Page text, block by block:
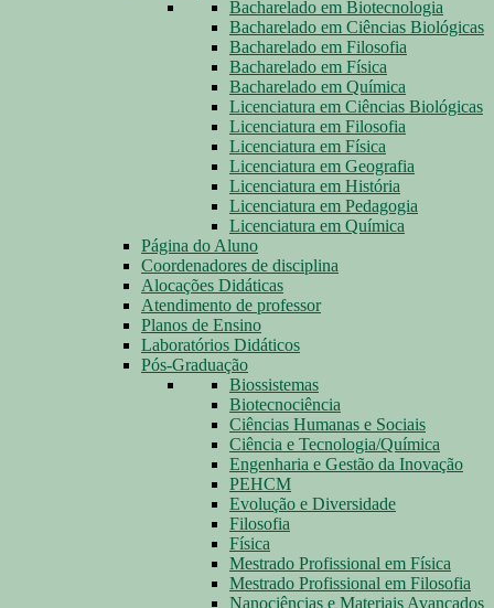
Bacharelado em Biotecnologia
Bacharelado em Ciências Biológicas
Bacharelado em Filosofia
Bacharelado em Física
Bacharelado em Química
Licenciatura em Ciências Biológicas
Licenciatura em Filosofia
Licenciatura em Física
Licenciatura em Geografia
Licenciatura em História
Licenciatura em Pedagogia
Licenciatura em Química
Página do Aluno
Coordenadores de disciplina
Alocações Didáticas
Atendimento de professor
Planos de Ensino
Laboratórios Didáticos
Pós-Graduação
Biossistemas
Biotecnociência
Ciências Humanas e Sociais
Ciência e Tecnologia/Química
Engenharia e Gestão da Inovação
PEHCM
Evolução e Diversidade
Filosofia
Física
Mestrado Profissional em Física
Mestrado Profissional em Filosofia
Nanociências e Materiais Avançados